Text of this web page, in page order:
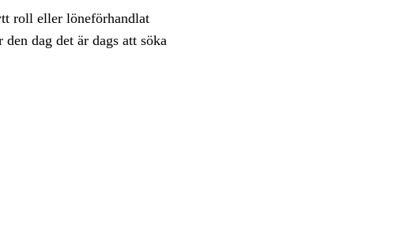
roll eller löneförhandlat
dag det är dags att söka